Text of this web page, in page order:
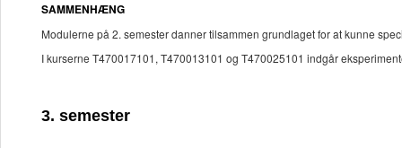
SAMMENHÆNG
Modulerne på 2. semester danner tilsammen grundlaget for at kunne
I kurserne T470017101, T470013101 og T470025101 indgår
3. semester